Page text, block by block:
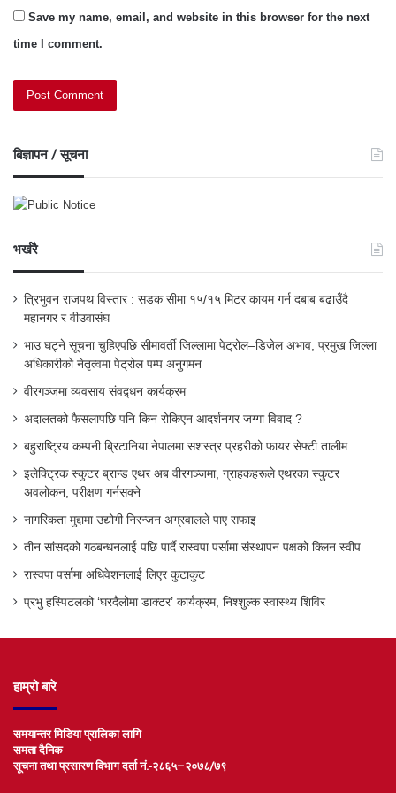
Save my name, email, and website in this browser for the next
time I comment.
बिज्ञापन / सूचना
भर्खरै
त्रिभुवन राजपथ विस्तार : सडक सीमा १५/१५ मिटर कायम गर्न दबाब बढाउँदै
महानगर र वीउवासंघ
भाउ घट्ने सूचना चुहिएपछि सीमावर्ती जिल्लामा पेट्रोल–डिजेल अभाव, प्रमुख जिल्ला
अधिकारीको नेतृत्वमा पेट्रोल पम्प अनुगमन
वीरगञ्जमा व्यवसाय संवद्र्धन कार्यक्रम
अदालतको फैसलापछि पनि किन रोकिएन आदर्शनगर जग्गा विवाद ?
बहुराष्ट्रिय कम्पनी ब्रिटानिया नेपालमा सशस्त्र प्रहरीको फायर सेफ्टी तालीम
इलेक्ट्रिक स्कुटर ब्रान्ड एथर अब वीरगञ्जमा, ग्राहकहरूले एथरका स्कुटर
अवलोकन, परीक्षण गर्नसक्ने
नागरिकता मुद्दामा उद्योगी निरन्जन अग्रवालले पाए सफाइ
तीन सांसदको गठबन्धनलाई पछि पार्दै रास्वपा पर्सामा संस्थापन पक्षको क्लिन स्वीप
रास्वपा पर्सामा अधिवेशनलाई लिएर कुटाकुट
प्रभु हस्पिटलको ‘घरदैलोमा डाक्टर’ कार्यक्रम, निश्शुल्क स्वास्थ्य शिविर
हाम्रो बारे
समयान्तर मिडिया प्रालिका लागि
समता दैनिक
सूचना तथा प्रसारण विभाग दर्ता नं.-२८६५–२०७८/७९